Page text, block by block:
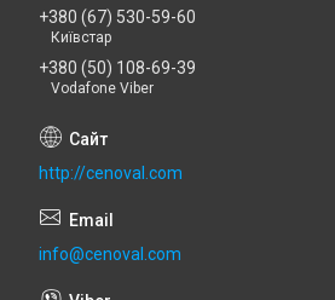
+380 (67) 530-59-60
Київстар
+380 (50) 108-69-39
Vodafone Viber
http://cenoval.com
info@cenoval.com